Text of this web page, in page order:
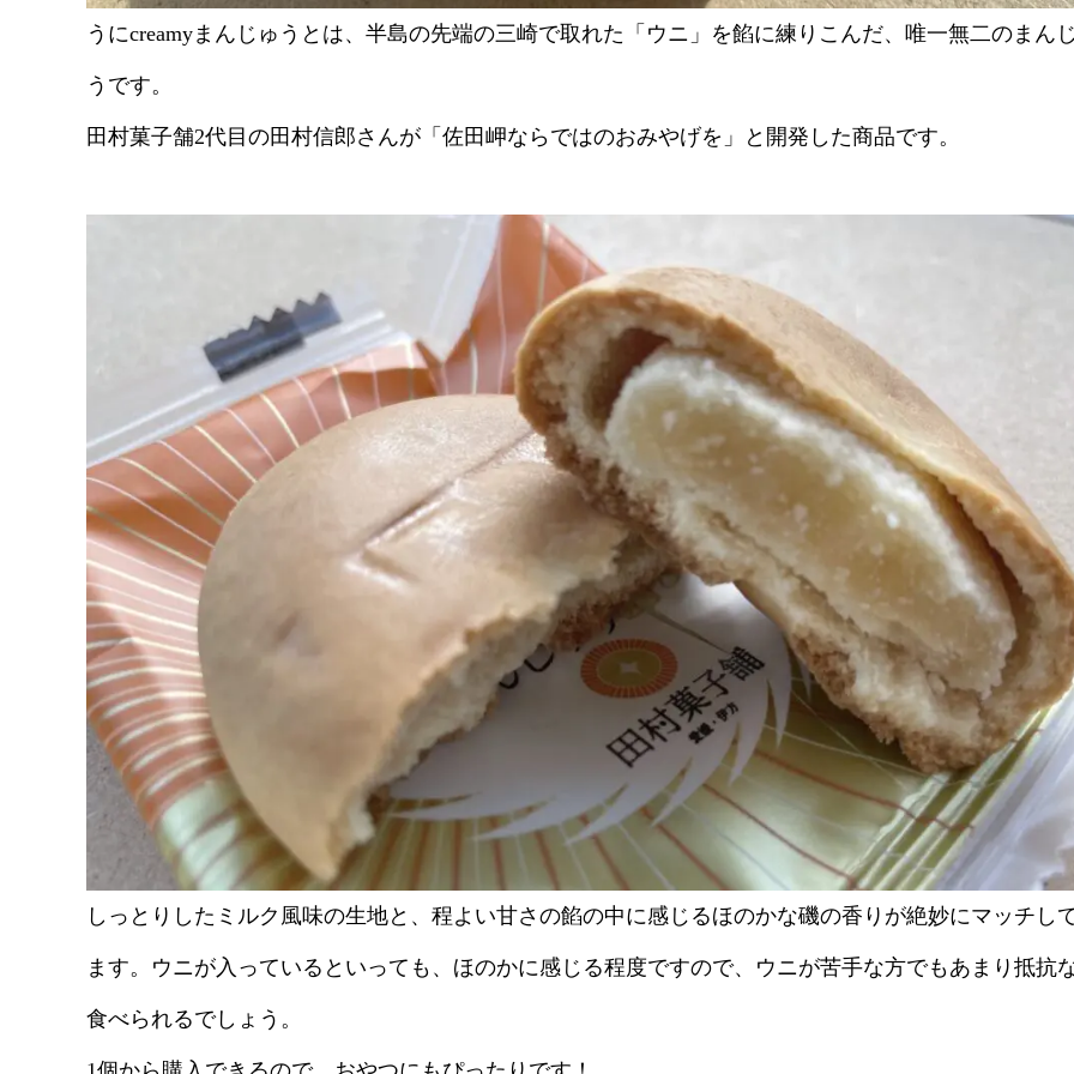
うにcreamyまんじゅうとは、半島の先端の三崎で取れた「ウニ」を餡に練りこんだ、唯一無二のまん
うです。
田村菓子舗2代目の田村信郎さんが「佐田岬ならではのおみやげを」と開発した商品です。
しっとりしたミルク風味の生地と、程よい甘さの餡の中に感じるほのかな磯の香りが絶妙にマッチし
ます。ウニが入っているといっても、ほのかに感じる程度ですので、ウニが苦手な方でもあまり抵抗
食べられるでしょう。